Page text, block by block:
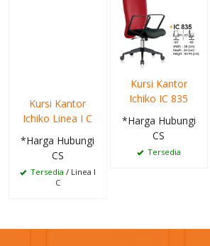
Kursi Kantor
Ichiko Linea I C
*Harga Hubungi
CS
Tersedia / Linea I
C
Kursi Kantor
Ichiko IC 835
*Harga Hubungi
CS
Tersedia